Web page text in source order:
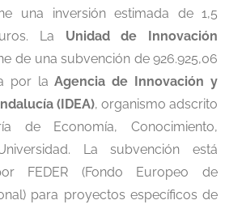
una inversión estimada de 1,5
La Unidad de Innovación
de una subvención de 926.925,06
por la Agencia de Innovación y
(IDEA), organismo adscrito
de Economía, Conocimiento,
La subvención está
FEDER (Fondo Europeo de
para proyectos específicos de